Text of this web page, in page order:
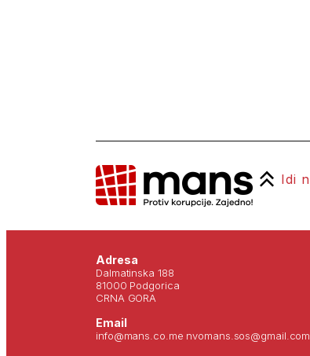
Idi
Adresa
Dalmatinska 188
81000 Podgorica
CRNA GORA
Email
info@mans.co.me nvomans.sos@gmail.com